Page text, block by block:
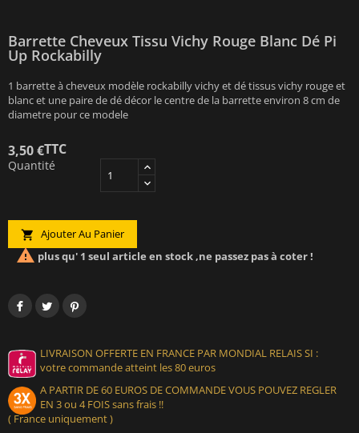
Barrette Cheveux Tissu Vichy Rouge Blanc Dé Pi
Up Rockabilly
1 barrette à cheveux modèle rockabilly vichy et dé tissus vichy rouge et
blanc et une paire de dé décor le centre de la barrette environ 8 cm de
diametre pour ce modele
3,50 €TTC
Quantité
 Ajouter Au Panier
 plus qu' 1 seul article en stock ,ne passez pas à coter !
LIVRAISON OFFERTE EN FRANCE PAR MONDIAL RELAIS SI :
votre commande atteint les 80 euros
A PARTIR DE 60 EUROS DE COMMANDE VOUS POUVEZ REGLER
EN 3 ou 4 FOIS sans frais !!
( France uniquement )